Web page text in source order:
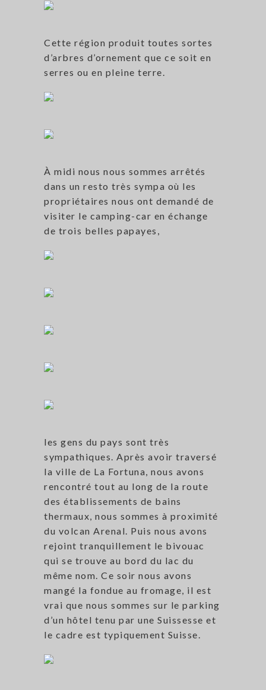
Cette région produit toutes sortes
d’arbres d’ornement que ce soit en
serres ou en pleine terre.
À midi nous nous sommes arrêtés
dans un resto très sympa où les
propriétaires nous ont demandé de
visiter le camping-car en échange
de trois belles papayes,
les gens du pays sont très
sympathiques. Après avoir traversé
la ville de La Fortuna, nous avons
rencontré tout au long de la route
des établissements de bains
thermaux, nous sommes à proximité
du volcan Arenal. Puis nous avons
rejoint tranquillement le bivouac
qui se trouve au bord du lac du
même nom. Ce soir nous avons
mangé la fondue au fromage, il est
vrai que nous sommes sur le parking
d’un hôtel tenu par une Suissesse et
le cadre est typiquement Suisse.